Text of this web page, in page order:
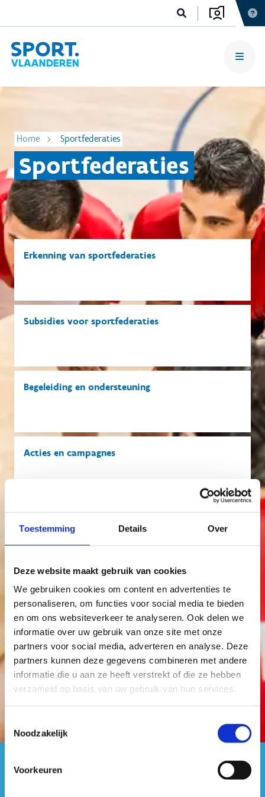
Toestemming Details Over
Deze website maakt gebruik van cookies
We gebruiken cookies om content en advertenties te
personaliseren, om functies voor social media te bieden
en om ons websiteverkeer te analyseren. Ook delen we
informatie over uw gebruik van onze site met onze
partners voor social media, adverteren en analyse. Deze
partners kunnen deze gegevens combineren met andere
informatie die u aan ze heeft verstrekt of die ze hebben
verzameld op basis van uw gebruik van hun services.
Noodzakelijk
Voorkeuren
Home Sportfederaties
Sportfederaties
Erkenning van sportfederaties
Subsidies voor sportfederaties
Begeleiding en ondersteuning
Acties en campagnes
Laat je inspireren
E-Loket
#sportersbelevenmeer